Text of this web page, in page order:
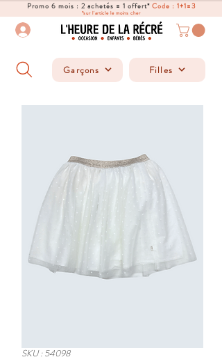
Promo 6 mois : 2 achetés = 1 offert*Code : 1+1=3
*sur l'article le moins cher
Garçons Filles
SKU : 54098